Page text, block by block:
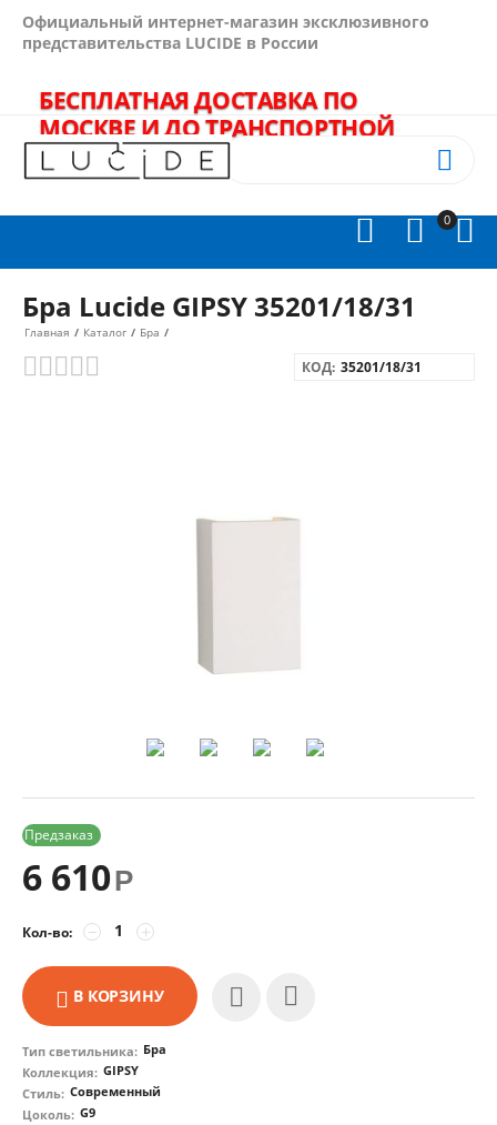
Официальный интернет-магазин эксклюзивного
представительства LUCIDE в России
БЕСПЛАТНАЯ ДОСТАВКА ПО
МОСКВЕ И ДО ТРАНСПОРТНОЙ
КОМПАНИИ - В ПОДАРОК!
0 



Бра Lucide GIPSY 35201/18/31
Главная / Каталог / Бра /
КОД: 35201/18/31
Предзаказ
6 610Р
Кол-во: +
−
В КОРЗИНУ
Тип светильника: Бра
Коллекция: GIPSY
Стиль: Современный
Цоколь: G9